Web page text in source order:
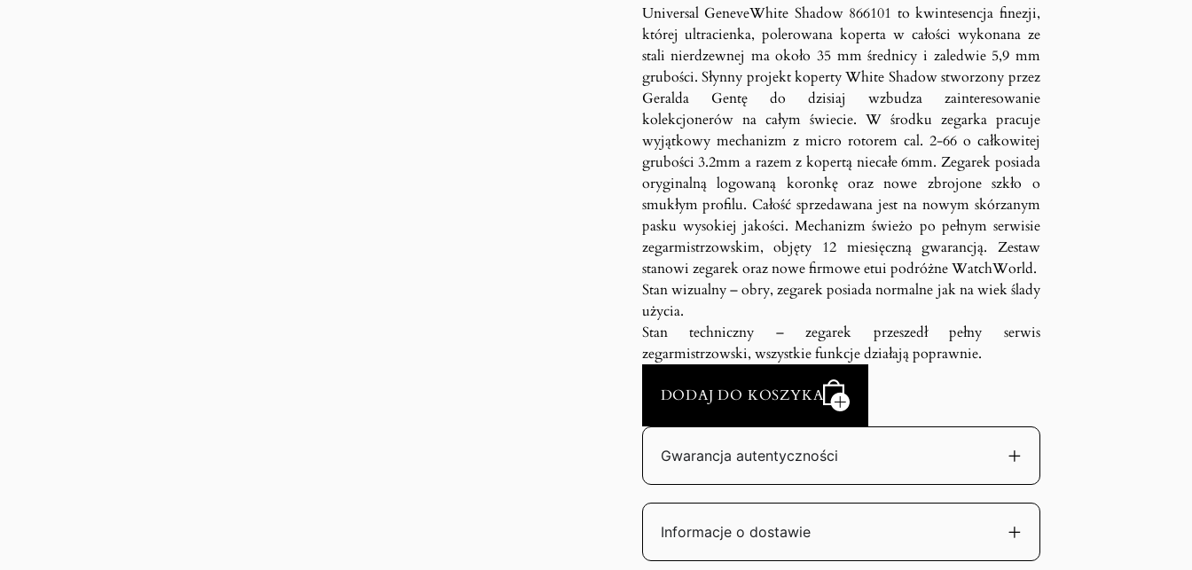
Universal GeneveWhite Shadow 866101 to kwintesencja finezji,
której ultracienka, polerowana koperta w całości wykonana ze
stali nierdzewnej ma około 35 mm średnicy i zaledwie 5,9 mm
grubości. Słynny projekt koperty White Shadow stworzony przez
Geralda Gentę do dzisiaj wzbudza zainteresowanie
kolekcjonerów na całym świecie. W środku zegarka pracuje
wyjątkowy mechanizm z micro rotorem cal. 2-66 o całkowitej
grubości 3.2mm a razem z kopertą niecałe 6mm. Zegarek posiada
oryginalną logowaną koronkę oraz nowe zbrojone szkło o
smukłym profilu. Całość sprzedawana jest na nowym skórzanym
pasku wysokiej jakości. Mechanizm świeżo po pełnym serwisie
zegarmistrzowskim, objęty 12 miesięczną gwarancją. Zestaw
stanowi zegarek oraz nowe firmowe etui podróżne WatchWorld.
Stan wizualny – obry, zegarek posiada normalne jak na wiek ślady
użycia.
Stan techniczny – zegarek przeszedł pełny serwis
zegarmistrzowski, wszystkie funkcje działają poprawnie.
DODAJ DO KOSZYKA
Gwarancja autentyczności
Informacje o dostawie